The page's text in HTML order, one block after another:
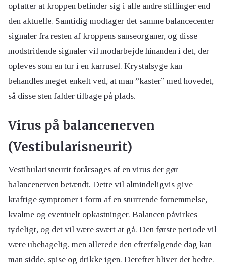
opfatter at kroppen befinder sig i alle andre stillinger end
den aktuelle. Samtidig modtager det samme balancecenter
signaler fra resten af kroppens sanseorganer, og disse
modstridende signaler vil modarbejde hinanden i det, der
opleves som en tur i en karrusel. Krystalsyge kan
behandles meget enkelt ved, at man ”kaster” med hovedet,
så disse sten falder tilbage på plads.
Virus på balancenerven
(Vestibularisneurit)
Vestibularisneurit forårsages af en virus der gør
balancenerven betændt. Dette vil almindeligvis give
kraftige symptomer i form af en snurrende fornemmelse,
kvalme og eventuelt opkastninger. Balancen påvirkes
tydeligt, og det vil være svært at gå. Den første periode vil
være ubehagelig, men allerede den efterfølgende dag kan
man sidde, spise og drikke igen. Derefter bliver det bedre.